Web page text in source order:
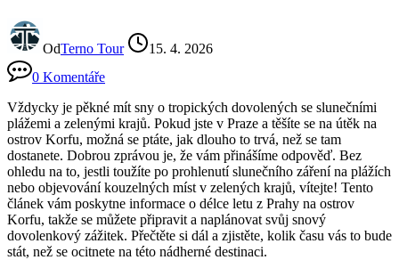
OdTerno Tour
15. 4. 2026
0 Komentáře
Vždycky je pěkné mít sny o tropických dovolených se slunečními
plážemi a zelenými krajů. Pokud jste v Praze a těšíte se na útěk na
ostrov Korfu, možná se ptáte, jak dlouho to trvá, než se tam
dostanete. Dobrou zprávou je, že vám přinášíme odpověď. Bez
ohledu na to, jestli toužíte po prohlenutí slunečního záření na plážích
nebo objevování kouzelných míst v zelených krajů, vítejte! Tento
článek vám poskytne informace o délce letu z Prahy na ostrov
Korfu, takže se můžete připravit a naplánovat svůj snový
dovolenkový zážitek. Přečtěte si dál a zjistěte, kolik času vás to bude
stát, než se ocitnete na této nádherné destinaci.